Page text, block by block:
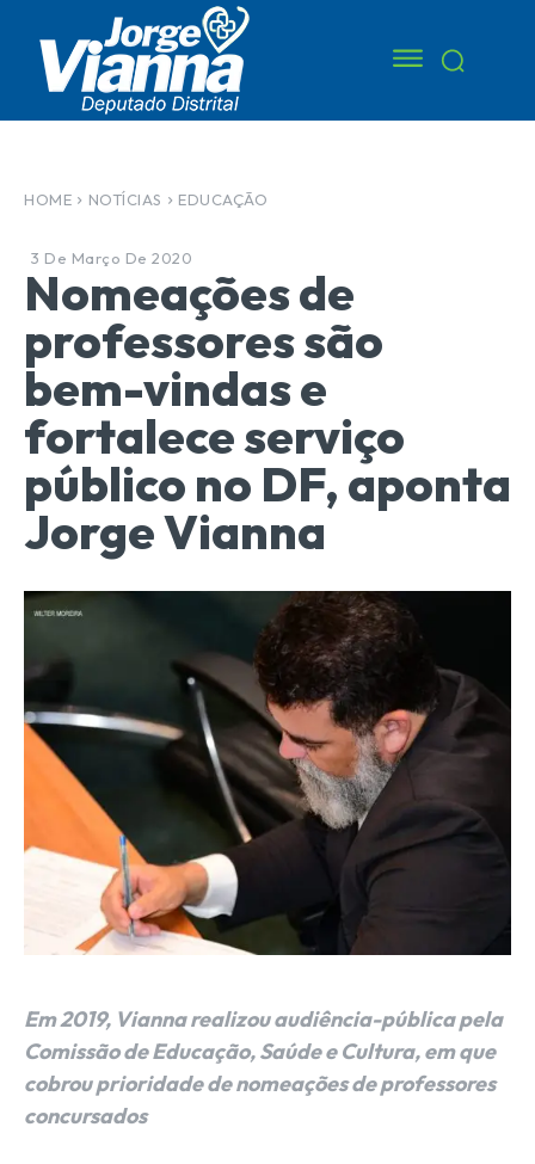
HOME NOTÍCIAS EDUCAÇÃO
3 De Março De 2020
Nomeações de
professores são
bem-vindas e
fortalece serviço
público no DF, aponta
Jorge Vianna
Em 2019, Vianna realizou audiência-pública pela
Comissão de Educação, Saúde e Cultura, em que
cobrou prioridade de nomeações de professores
concursados